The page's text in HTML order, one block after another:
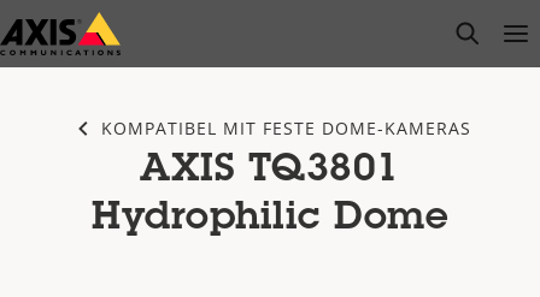
Zum
Hauptinhalt
open
KOMPATIBEL MIT FESTE DOME-KAMERAS
AXIS TQ3801
Hydrophilic Dome